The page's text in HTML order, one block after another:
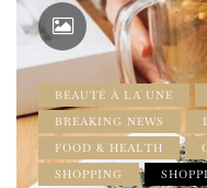
BEAUTÉ À LA UNE
BREAKING NEWS
FOOD & HEALTH
SHOPPING